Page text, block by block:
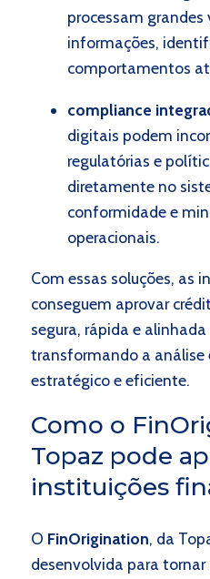
processam grandes
informações,
comportamentos
compliance
digitais podem
regulatórias e
diretamente no
conformidade e
operacionais.
Com essas soluções, as
conseguem aprovar
segura, rápida e
transformando a análise
estratégico e eficiente.
Como o
Topaz pode
instituições
O FinOrigination, da
desenvolvida para tornar